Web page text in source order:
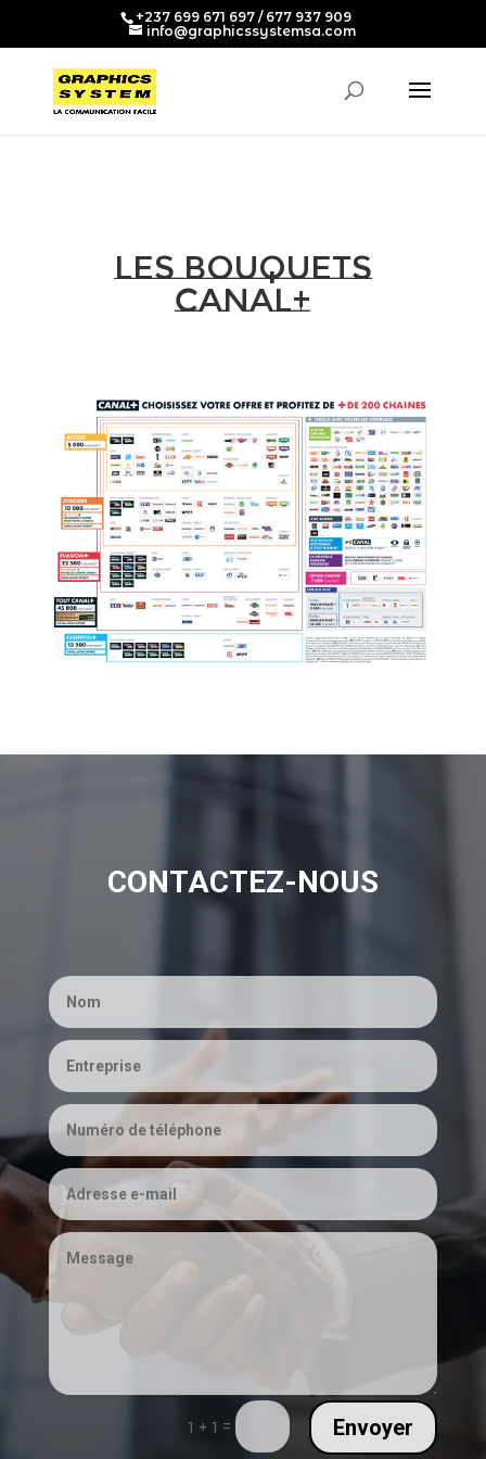
+237 699 671 697 / 677 937 909
info@graphicssystemsa.com
Les bouquets
canal+
CONTACTEZ-NOUS
1 + 1 = Envoyer